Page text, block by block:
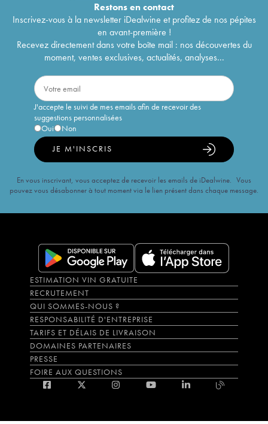
Restons encontact
Inscrivez-vous à la newsletter iDealwine et profitez de nos pépites
en avant-première !
Recevez directement dans votre boîte mail : nos découvertes du
moment, ventes exclusives, actualités, analyses...
J'accepte le suivi de mes emails afin de recevoir des
suggestions personnalisées
Oui
Non
JE M'INSCRIS
En vous inscrivant, vous acceptez de recevoir les emails de iDealwine. Vous
pouvez vous désabonner à tout moment via le lien présent dans chaque message.
ESTIMATION VIN GRATUITE
RECRUTEMENT
QUI SOMMES-NOUS ?
RESPONSABILITÉ D'ENTREPRISE
TARIFS ET DÉLAIS DE LIVRAISON
DOMAINES PARTENAIRES
PRESSE
FOIRE AUX QUESTIONS